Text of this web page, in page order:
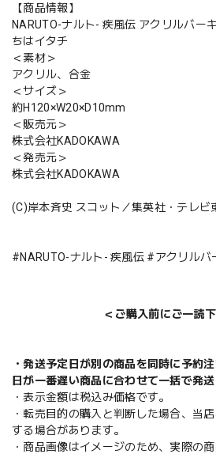
【商品情報】
NARUTO-ナルト- 疾風伝 アクリルバー
ちはイタチ
＜素材＞
アクリル、合金
＜サイズ＞
約H120×W20×D10mm
＜販売元＞
株式会社KADOKAWA
＜発売元＞
株式会社KADOKAWA
(C)岸本斉史 スコット／集英社・テレビ
#NARUTO-ナルト- 疾風伝 #アクリルバ
＜ご購入前にご一読
・発送予定日が別の商品を同時に予約
日が一番遅い商品に合わせて一括で発送
・表示金額は税込み価格です。
・転売目的の購入と判断した場合、当
する場合があります。
・商品画像はイメージのため、実際の